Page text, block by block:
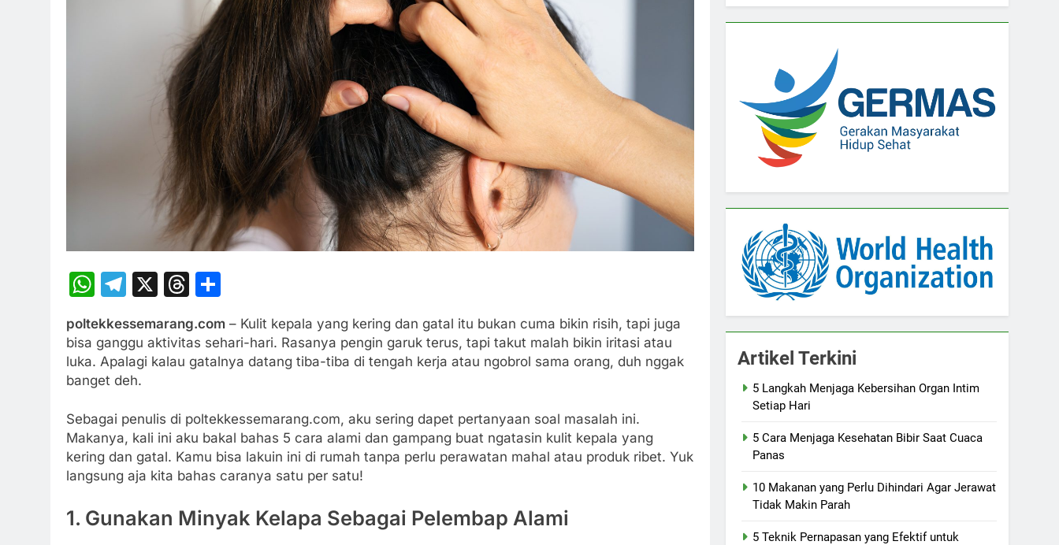
WhatsApp
Telegram
X Threads
poltekkessemarang.com – Kulit kepala yang kering dan gatal itu bukan cuma bikin risih, tapi juga
bisa ganggu aktivitas sehari-hari. Rasanya pengin garuk terus, tapi takut malah bikin iritasi atau
luka. Apalagi kalau gatalnya datang tiba-tiba di tengah kerja atau ngobrol sama orang, duh nggak
banget deh.
Sebagai penulis di poltekkessemarang.com, aku sering dapet pertanyaan soal masalah ini.
Makanya, kali ini aku bakal bahas 5 cara alami dan gampang buat ngatasin kulit kepala yang
kering dan gatal. Kamu bisa lakuin ini di rumah tanpa perlu perawatan mahal atau produk ribet. Yuk
langsung aja kita bahas caranya satu per satu!
1. Gunakan Minyak Kelapa Sebagai Pelembap Alami
Artikel Terkini
5 Langkah Menjaga Kebersihan Organ Intim
Setiap Hari
5 Cara Menjaga Kesehatan Bibir Saat Cuaca
Panas
10 Makanan yang Perlu Dihindari Agar Jerawat
Tidak Makin Parah
5 Teknik Pernapasan yang Efektif untuk